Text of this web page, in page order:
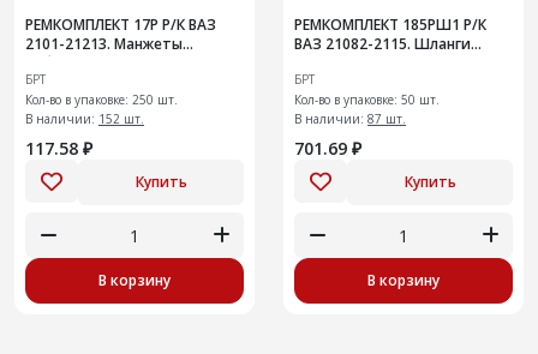
РЕМКОМПЛЕКТ 17Р Р/К ВАЗ
2101-21213. Манжеты
рабочего тормозного
цилиндра заднего
БРТ
Кол-во в упаковке: 250 шт.
В наличии: 152 шт.
117.58 ₽
Купить
В корзину
РЕМКОМПЛЕКТ 185РШ1 Р/К
ВАЗ 21082-2115. Шланги
радиатора на инжекторный
двигатель
БРТ
Кол-во в упаковке: 50 шт.
В наличии: 87 шт.
701.69 ₽
Купить
В корзину